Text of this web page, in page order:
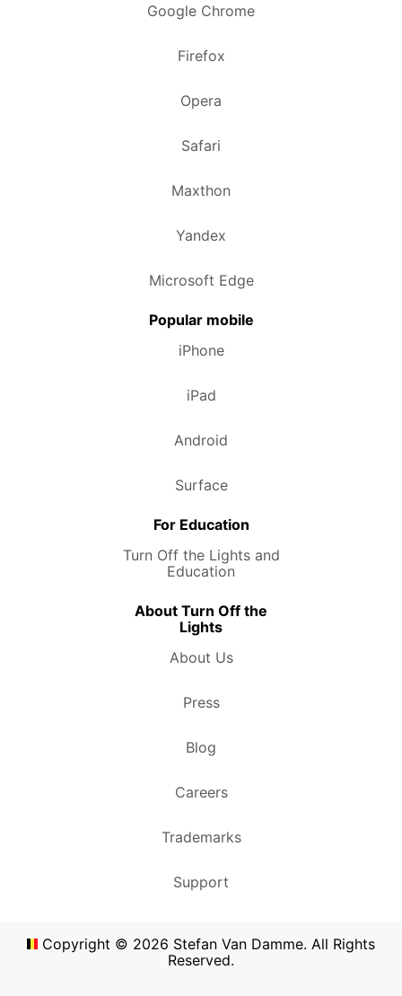
Google Chrome
Firefox
Opera
Safari
Maxthon
Yandex
Microsoft Edge
Popular mobile
iPhone
iPad
Android
Surface
For Education
Turn Off the Lights and
Education
About Turn Off the
Lights
About Us
Press
Blog
Careers
Trademarks
Support
Copyright © 2026 Stefan Van Damme. All Rights
Reserved.